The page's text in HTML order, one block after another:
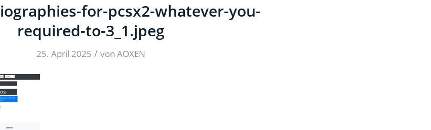
for-pcsx2-whatever-you-
required-to-3_1.jpeg
25. April 2025 / von AOXEN